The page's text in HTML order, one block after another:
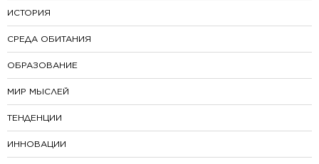
ИСТОРИЯ
СРЕДА ОБИТАНИЯ
ОБРАЗОВАНИЕ
МИР МЫСЛЕЙ
ТЕНДЕНЦИИ
ИННОВАЦИИ